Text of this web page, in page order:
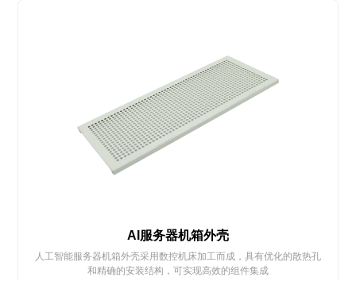
AI服务器机箱外壳
人工智能服务器机箱外壳采用数控机床加工而成，具有优化的散热孔
和精确的安装结构，可实现高效的组件集成